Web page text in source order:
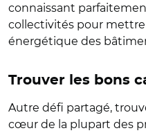
connaissant
collectivités pour
énergétique des
Trouver les bons
Autre défi partagé,
cœur de la plupart des